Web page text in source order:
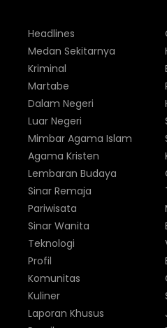
Headlines
Medan Sekitarnya
Kriminal
Martabe
Dalam Negeri
Luar Negeri
Mimbar Agama Islam
Agama Kristen
Lembaran Budaya
Sinar Remaja
Pariwisata
Sinar Wanita
Teknologi
Profil
Komunitas
Kuliner
Laporan Khusus